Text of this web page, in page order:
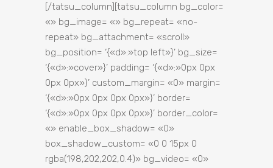
[/tatsu_column][tatsu_column bg_color=
«» bg_image= «» bg_repeat= «no-
repeat» bg_attachment= «scroll»
bg_position= ‘{«d»:»top left»}’ bg_size=
‘{«d»:»cover»}’ padding= ‘{«d»:»0px 0px
0px 0px»}’ custom_margin= «0» margin=
‘{«d»:»0px 0px 0px 0px»}’ border=
‘{«d»:»0px 0px 0px 0px»}’ border_color=
«» enable_box_shadow= «0»
box_shadow_custom= «0 0 15px 0
rgba(198,202,202,0.4)» bg_video= «0»